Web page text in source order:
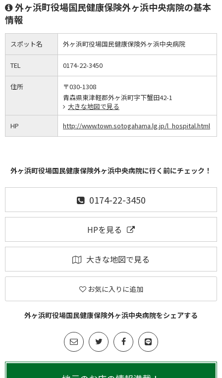
外ヶ浜町役場国民健康保険外ヶ浜中央病院の基本
情報
スポット名 外ヶ浜町役場国民健康保険外ヶ浜中央病院
TEL 0174-22-3450
住所
〒030-1308
青森県東津軽郡外ヶ浜町字下蟹田42-1
大きな地図で見る
HP http://www.town.sotogahama.lg.jp/l_hospital.html
外ヶ浜町役場国民健康保険外ヶ浜中央病院に行く前にチェック！
0174-22-3450
HPを見る
大きな地図で見る
お気に入りに追加
外ヶ浜町役場国民健康保険外ヶ浜中央病院をシェアする